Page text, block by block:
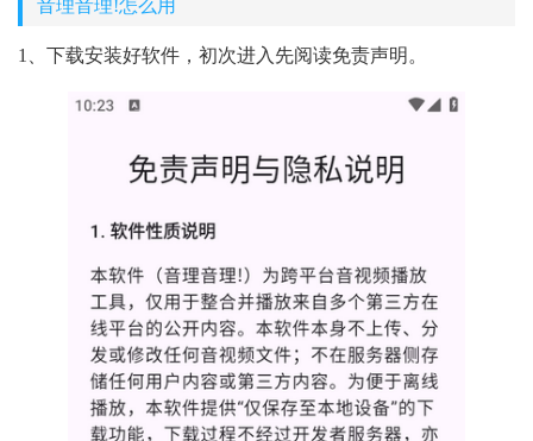
音理音理!怎么用
1、下载安装好软件，初次进入先阅读免责声明。